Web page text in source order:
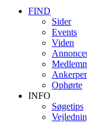
FIND
Sider
Events
Viden
Ophørte
INFO
Søgetips